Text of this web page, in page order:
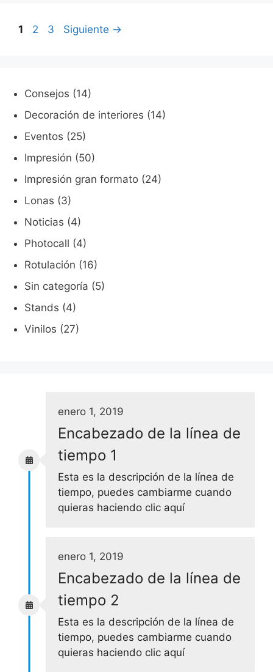
Página
1 Página
2 Página
3 Siguiente →
Consejos (14)
Decoración de interiores (14)
Eventos (25)
Impresión (50)
Impresión gran formato (24)
Lonas (3)
Noticias (4)
Photocall (4)
Rotulación (16)
Sin categoría (5)
Stands (4)
Vinilos (27)
enero 1, 2019
Encabezado de la línea de
tiempo 1
Esta es la descripción de la línea de
tiempo, puedes cambiarme cuando
quieras haciendo clic aquí
enero 1, 2019
Encabezado de la línea de
tiempo 2
Esta es la descripción de la línea de
tiempo, puedes cambiarme cuando
quieras haciendo clic aquí